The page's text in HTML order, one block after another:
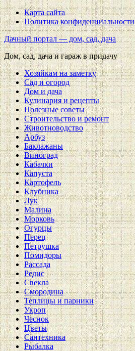
Карта сайта
Политика конфиденциальности
Дачный портал — дом, сад, дача
Дом, сад, дача и гараж в придачу
Хозяйкам на заметку
Сад и огород
Дом и дача
Кулинария и рецепты
Полезные советы
Строительство и ремонт
Животноводство
Арбуз
Баклажаны
Виноград
Кабачки
Капуста
Картофель
Клубника
Лук
Малина
Морковь
Огурцы
Перец
Петрушка
Помидоры
Рассада
Редис
Свекла
Смородина
Теплицы и парники
Укроп
Чеснок
Цветы
Сантехника
Рыбалка